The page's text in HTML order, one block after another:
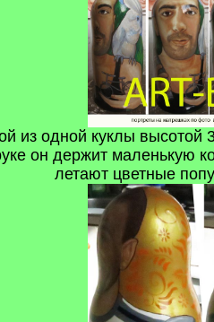
из одной куклы высотой
он держит маленькую
летают цветные